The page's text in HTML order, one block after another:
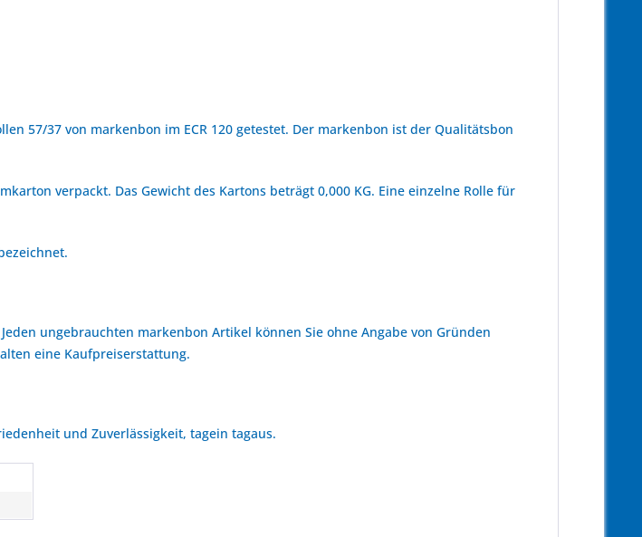
57/37 von markenbon im ECR 120 getestet. Der markenbon ist der Qualitätsbon
verpackt. Das Gewicht des Kartons beträgt 0,000 KG. Eine einzelne Rolle für
ungebrauchten markenbon Artikel können Sie ohne Angabe von Gründen
eine Kaufpreiserstattung.
und Zuverlässigkeit, tagein tagaus.